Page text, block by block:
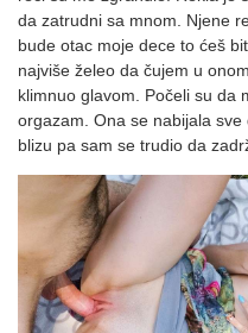
da zatrudni sa mnom. Njene
bude otac moje dece to ćeš
najviše želeo da čujem u
klimnuo glavom. Počeli su da
orgazam. Ona se nabijala
blizu pa sam se trudio da